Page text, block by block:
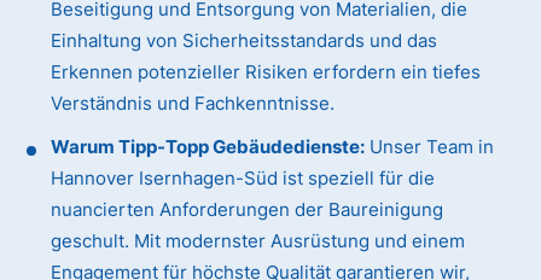
Beseitigung und Entsorgung von Materialien, die
Einhaltung von Sicherheitsstandards und das
Erkennen potenzieller Risiken erfordern ein tiefes
Verständnis und Fachkenntnisse.
Warum Tipp-Topp Gebäudedienste: Unser Team in
Hannover Isernhagen-Süd ist speziell für die
nuancierten Anforderungen der Baureinigung
geschult. Mit modernster Ausrüstung und einem
Engagement für höchste Qualität garantieren wir,